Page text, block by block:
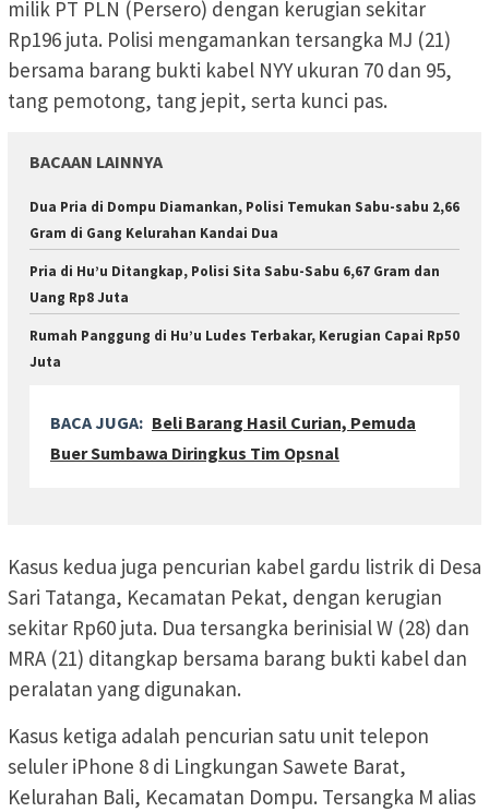
milik PT PLN (Persero) dengan kerugian sekitar
Rp196 juta. Polisi mengamankan tersangka MJ (21)
bersama barang bukti kabel NYY ukuran 70 dan 95,
tang pemotong, tang jepit, serta kunci pas.
BACAAN LAINNYA
Dua Pria di Dompu Diamankan, Polisi Temukan Sabu-sabu 2,66
Gram di Gang Kelurahan Kandai Dua
Pria di Hu’u Ditangkap, Polisi Sita Sabu-Sabu 6,67 Gram dan
Uang Rp8 Juta
Rumah Panggung di Hu’u Ludes Terbakar, Kerugian Capai Rp50
Juta
BACA JUGA: Beli Barang Hasil Curian, Pemuda
Buer Sumbawa Diringkus Tim Opsnal
Kasus kedua juga pencurian kabel gardu listrik di Desa
Sari Tatanga, Kecamatan Pekat, dengan kerugian
sekitar Rp60 juta. Dua tersangka berinisial W (28) dan
MRA (21) ditangkap bersama barang bukti kabel dan
peralatan yang digunakan.
Kasus ketiga adalah pencurian satu unit telepon
seluler iPhone 8 di Lingkungan Sawete Barat,
Kelurahan Bali, Kecamatan Dompu. Tersangka M alias